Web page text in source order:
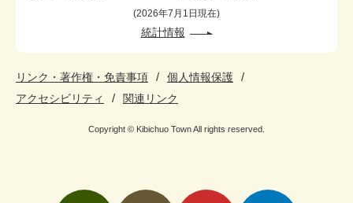
検 メ い pickup
2026年7月1日現在
統計情報
リンク・著作権・免責事項
個人情報保護
アクセシビリティ
関連リンク
Copyright © Kibichuo Town All rights reserved.